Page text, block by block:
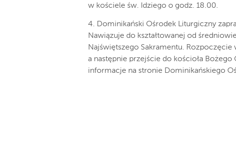
w kościele św. Idziego o godz. 18.00.
4. Dominikański Ośrodek Liturgiczny
Nawiązuje do kształtowanej od
Najświętszego Sakramentu. Rozpoczęcie
a następnie przejście do kościoła
informacje na stronie Dominikańskiego